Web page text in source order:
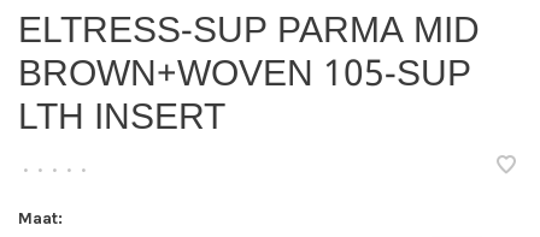
ELTRESS-SUP PARMA MID
BROWN+WOVEN 105-SUP
LTH INSERT
• • • • •
Maat: